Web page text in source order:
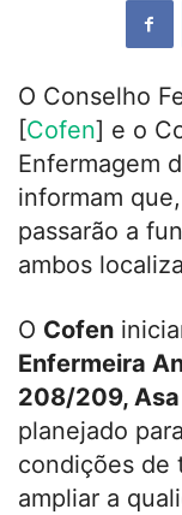
O Conselho
[Cofen] e o
Enfermagem
informam
passarão a
ambos
O Cofen
Enfermeira
208/209, Asa
planejado
condições de
ampliar a